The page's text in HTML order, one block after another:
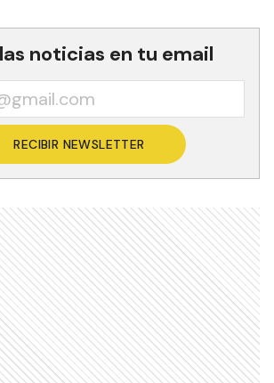
noticias en tu email
RECIBIR NEWSLETTER